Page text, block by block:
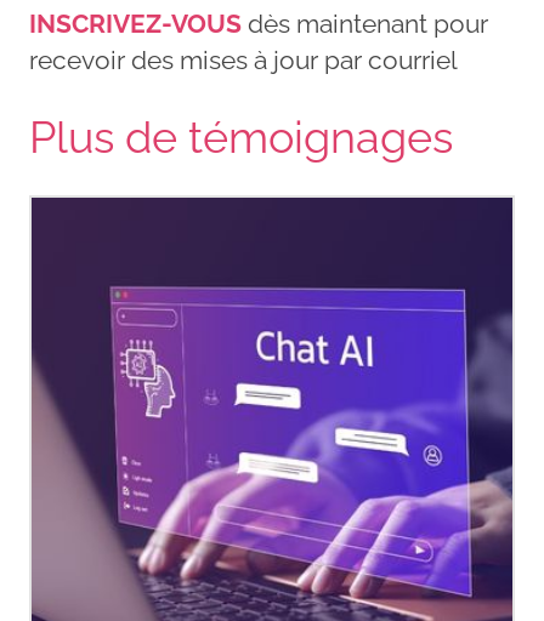
INSCRIVEZ-VOUS dès maintenant pour
recevoir des mises à jour par courriel
Plus de témoignages